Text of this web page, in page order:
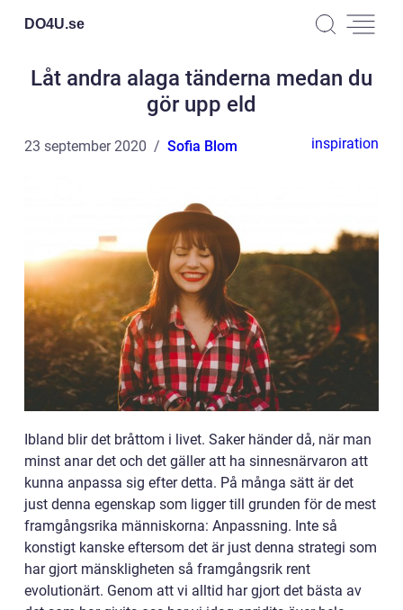
DO4U.se
Låt andra alaga tänderna medan du
gör upp eld
23 september 2020 Sofia Blom inspiration
Ibland blir det bråttom i livet. Saker händer då, när man
minst anar det och det gäller att ha sinnesnärvaron att
kunna anpassa sig efter detta. På många sätt är det
just denna egenskap som ligger till grunden för de mest
framgångsrika människorna: Anpassning. Inte så
konstigt kanske eftersom det är just denna strategi som
har gjort mänskligheten så framgångsrik rent
evolutionärt. Genom att vi alltid har gjort det bästa av